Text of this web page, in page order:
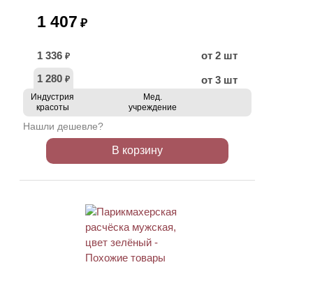
1 407 ₽
1 336 ₽
от 2 шт
1 280 ₽ от 3 шт
Индустрия
красоты
Мед.
учреждение
Нашли дешевле?
В корзину